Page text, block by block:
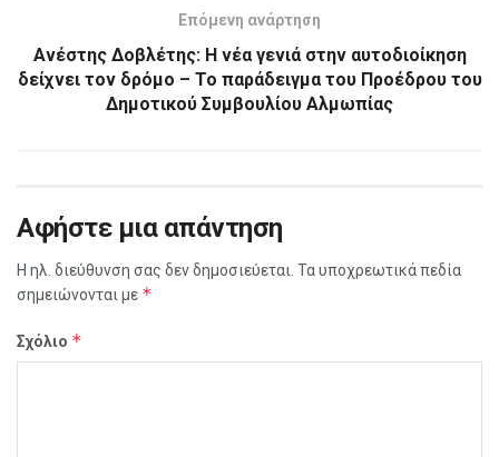
Επόμενη ανάρτηση
Ανέστης Δοβλέτης: Η νέα γενιά στην αυτοδιοίκηση
δείχνει τον δρόμο – Το παράδειγμα του Προέδρου του
Δημοτικού Συμβουλίου Αλμωπίας
Αφήστε μια απάντηση
Η ηλ. διεύθυνση σας δεν δημοσιεύεται. Τα υποχρεωτικά πεδία
σημειώνονται με *
Σχόλιο *